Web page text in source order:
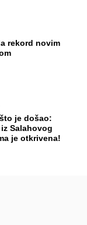
rekord novim
je došao:
Salahovog
je otkrivena!